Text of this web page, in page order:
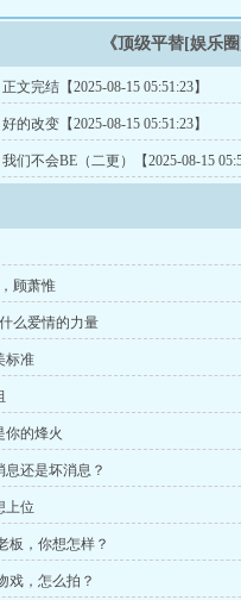
《顶级平替[娱乐
文完结【2025-08-15 05:51:23】
的改变【2025-08-15 05:51:23】
们不会BE（二更）【2025-08-15
顾萧惟
么爱情的力量
标准
你的烽火
息还是坏消息？
上位
板，你想怎样？
戏，怎么拍？